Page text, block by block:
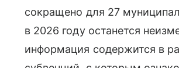
сокращено для 27
в 2026 году останется
информация содержится в